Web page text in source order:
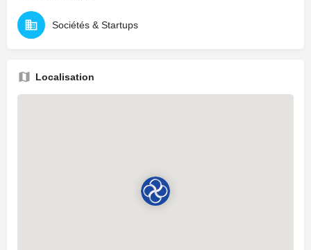
Sociétés & Startups
Localisation